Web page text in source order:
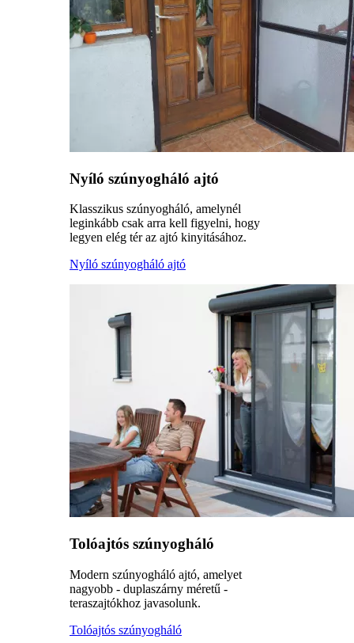
Nyíló szúnyogháló ajtó
Klasszikus szúnyogháló, amelynél
leginkább csak arra kell figyelni, hogy
legyen elég tér az ajtó kinyitásához.
Nyíló szúnyogháló ajtó
Tolóajtós szúnyogháló
Modern szúnyogháló ajtó, amelyet
nagyobb - duplaszárny méretű -
teraszajtókhoz javasolunk.
Tolóajtós szúnyogháló